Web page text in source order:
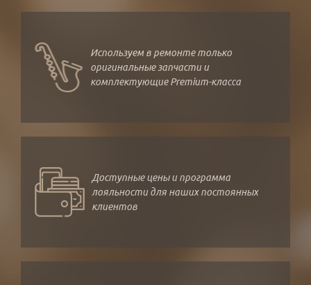
Используем в ремонте только
оригинальные запчасти и
комплектующие Premium-класса
Доступные цены и программа
лояльности для наших постоянных
клиентов